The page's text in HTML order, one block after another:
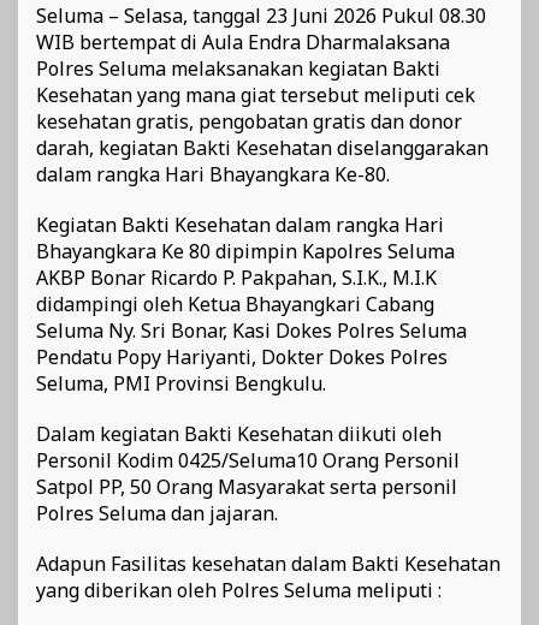
Seluma – Selasa, tanggal 23 Juni 2026 Pukul 08.30
WIB bertempat di Aula Endra Dharmalaksana
Polres Seluma melaksanakan kegiatan Bakti
Kesehatan yang mana giat tersebut meliputi cek
kesehatan gratis, pengobatan gratis dan donor
darah, kegiatan Bakti Kesehatan diselanggarakan
dalam rangka Hari Bhayangkara Ke-80.
Kegiatan Bakti Kesehatan dalam rangka Hari
Bhayangkara Ke 80 dipimpin Kapolres Seluma
AKBP Bonar Ricardo P. Pakpahan, S.I.K., M.I.K
didampingi oleh Ketua Bhayangkari Cabang
Seluma Ny. Sri Bonar, Kasi Dokes Polres Seluma
Pendatu Popy Hariyanti, Dokter Dokes Polres
Seluma, PMI Provinsi Bengkulu.
Dalam kegiatan Bakti Kesehatan diikuti oleh
Personil Kodim 0425/Seluma10 Orang Personil
Satpol PP, 50 Orang Masyarakat serta personil
Polres Seluma dan jajaran.
Adapun Fasilitas kesehatan dalam Bakti Kesehatan
yang diberikan oleh Polres Seluma meliputi :